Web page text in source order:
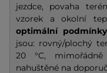
jezdce, povaha
vzorek a okolní
optimální podmínky
jsou: rovný/plochý
20 °C,
nahuštěné na